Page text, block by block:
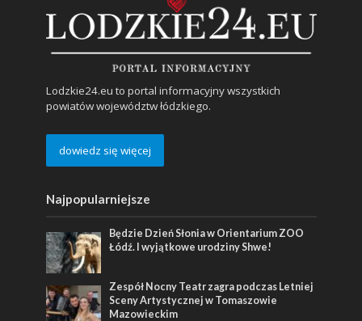
Lodzkie24.eu to portal informacyjny wszystkich
powiatów województw łódzkiego.
dowiedz się więcej
Najpopularniejsze
Będzie Dzień Słonia w Orientarium ZOO
Łódź. I wyjątkowe urodziny Shwe!
Zespół Nocny Teatr zagra podczas Letniej
Sceny Artystycznej w Tomaszowie
Mazowieckim